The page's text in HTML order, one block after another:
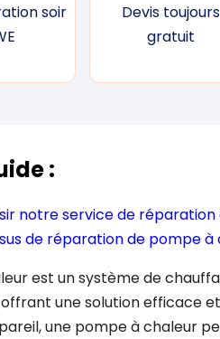
soir
Devis toujours
gratuit
:
notre service de
de réparation de pompe à
est un système de
une solution efficace
une pompe à chaleur